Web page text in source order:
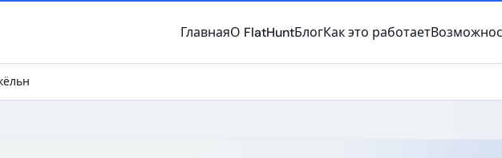
ГлавнаяО FlatHuntБлогКак это работает